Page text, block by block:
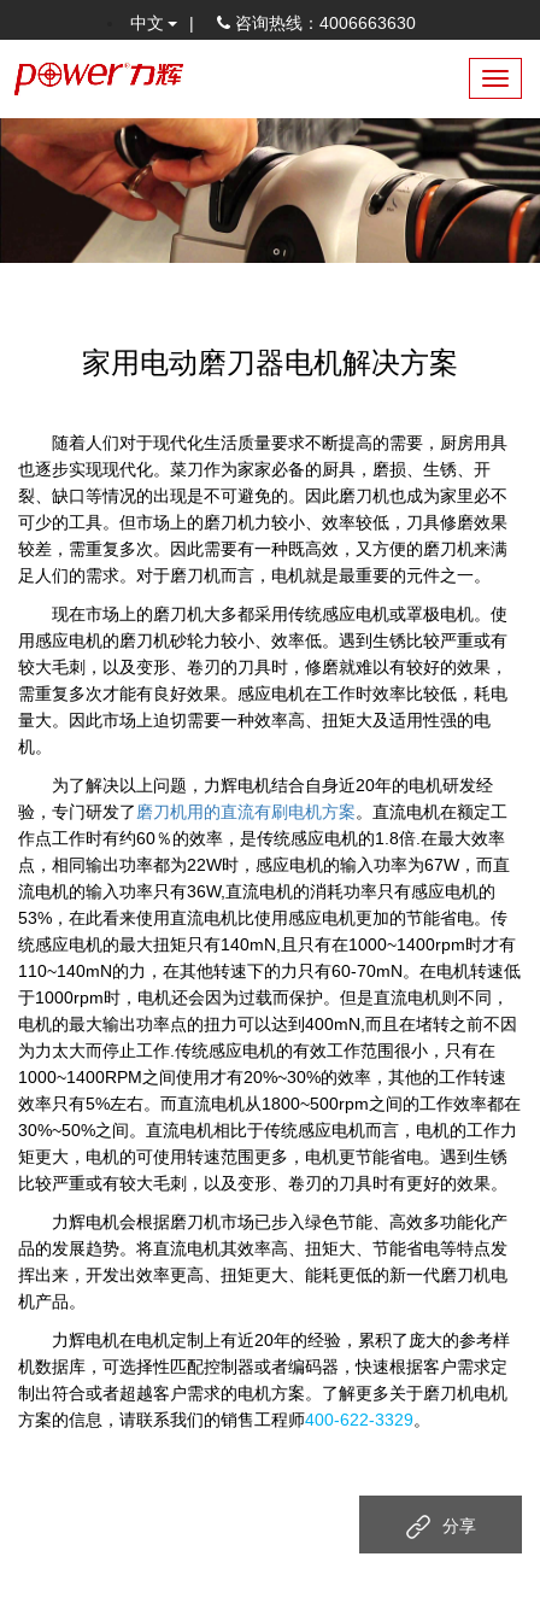
中文 | 咨询热线：4006663630
家用电动磨刀器电机解决方案
随着人们对于现代化生活质量要求不断提高的需要，厨房用具
也逐步实现现代化。菜刀作为家家必备的厨具，磨损、生锈、开
裂、缺口等情况的出现是不可避免的。因此磨刀机也成为家里必不
可少的工具。但市场上的磨刀机力较小、效率较低，刀具修磨效果
较差，需重复多次。因此需要有一种既高效，又方便的磨刀机来满
足人们的需求。对于磨刀机而言，电机就是最重要的元件之一。
现在市场上的磨刀机大多都采用传统感应电机或罩极电机。使
用感应电机的磨刀机砂轮力较小、效率低。遇到生锈比较严重或有
较大毛刺，以及变形、卷刃的刀具时，修磨就难以有较好的效果，
需重复多次才能有良好效果。感应电机在工作时效率比较低，耗电
量大。因此市场上迫切需要一种效率高、扭矩大及适用性强的电
机。
为了解决以上问题，力辉电机结合自身近20年的电机研发经
验，专门研发了磨刀机用的直流有刷电机方案。直流电机在额定工
作点工作时有约60％的效率，是传统感应电机的1.8倍.在最大效率
点，相同输出功率都为22W时，感应电机的输入功率为67W，而直
流电机的输入功率只有36W,直流电机的消耗功率只有感应电机的
53%，在此看来使用直流电机比使用感应电机更加的节能省电。传
统感应电机的最大扭矩只有140mN,且只有在1000~1400rpm时才有
110~140mN的力，在其他转速下的力只有60-70mN。在电机转速低
于1000rpm时，电机还会因为过载而保护。但是直流电机则不同，
电机的最大输出功率点的扭力可以达到400mN,而且在堵转之前不因
为力太大而停止工作.传统感应电机的有效工作范围很小，只有在
1000~1400RPM之间使用才有20%~30%的效率，其他的工作转速
效率只有5%左右。而直流电机从1800~500rpm之间的工作效率都在
30%~50%之间。直流电机相比于传统感应电机而言，电机的工作力
矩更大，电机的可使用转速范围更多，电机更节能省电。遇到生锈
比较严重或有较大毛刺，以及变形、卷刃的刀具时有更好的效果。
力辉电机会根据磨刀机市场已步入绿色节能、高效多功能化产
品的发展趋势。将直流电机其效率高、扭矩大、节能省电等特点发
挥出来，开发出效率更高、扭矩更大、能耗更低的新一代磨刀机电
机产品。
力辉电机在电机定制上有近20年的经验，累积了庞大的参考样
机数据库，可选择性匹配控制器或者编码器，快速根据客户需求定
制出符合或者超越客户需求的电机方案。了解更多关于磨刀机电机
方案的信息，请联系我们的销售工程师400-622-3329。
分享